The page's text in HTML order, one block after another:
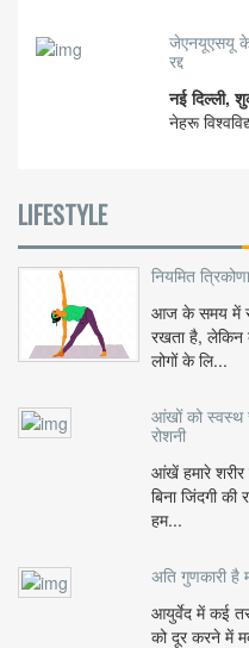
जेएनयूएसयू के
रद्द
नई दिल्ली,
नेहरू
LIFESTYLE
नियमित
आज के समय में
रखता है, लेकिन
लोगों के लि...
आंखों को स्वस्थ
रोशनी
आंखें हमारे
बिना जिंदगी
हम...
अति गुणकारी
आयुर्वेद में कई
को दूर करने में